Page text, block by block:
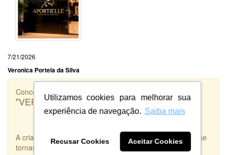
Utilizamos cookies para melhorar sua
experiência de navegação. Saiba mais
Recusar Cookies Aceitar Cookies
7/21/2026
Veronica Portela da Silva
Concorrência
"VERSADOS.RS"
A criatividade e disponibilidade são duas qualidades que se
tornam uma Arte real. Criatividade e Disponibilidade.